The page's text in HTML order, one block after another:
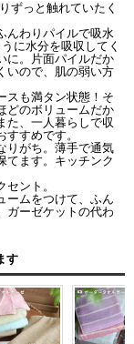
ずっと触れていたく
んわりパイルで吸水
に水分を吸収してく
に。片面パイルだか
いので、肌の弱い方
スも満タン状態！そ
どのボリュームだか
た、一人暮らしで収
すめです。
りがち。薄手で通気
てます。キッチンク
ント。
ームをつけて、ふん
ガーゼケットの代わ
す